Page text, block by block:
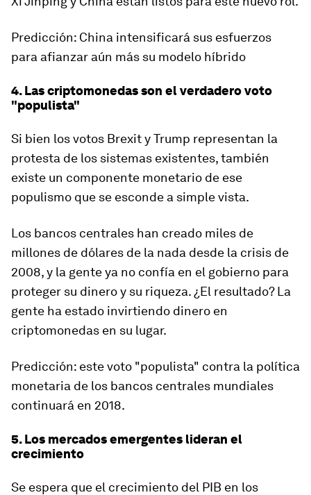
Predicción: China intensificará sus esfuerzos
para afianzar aún más su modelo híbrido
4. Las criptomonedas son el verdadero voto
"populista"
Si bien los votos Brexit y Trump representan la
protesta de los sistemas existentes, también
existe un componente monetario de ese
populismo que se esconde a simple vista.
Los bancos centrales han creado miles de
millones de dólares de la nada desde la crisis de
2008, y la gente ya no confía en el gobierno para
proteger su dinero y su riqueza. ¿El resultado? La
gente ha estado invirtiendo dinero en
criptomonedas en su lugar.
Predicción: este voto "populista" contra la política
monetaria de los bancos centrales mundiales
continuará en 2018.
5. Los mercados emergentes lideran el
crecimiento
Se espera que el crecimiento del PIB en los